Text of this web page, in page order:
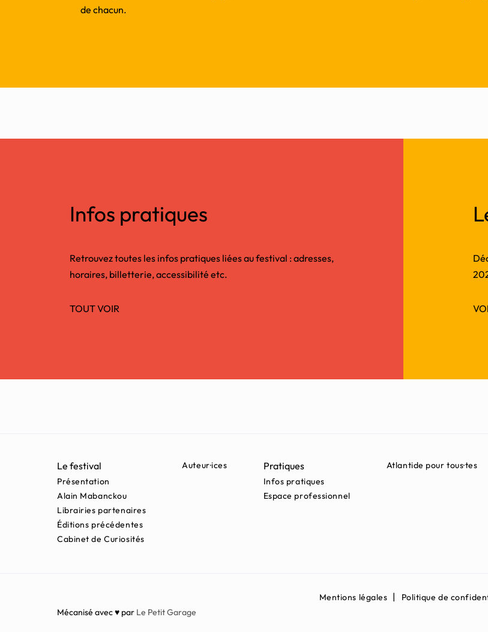
de chacun.
Infos pratiques
Retrouvez toutes les infos pratiques liées au festival : adresses,
horaires, billetterie, accessibilité etc.
TOUT VOIR
Le festival
Présentation
Alain Mabanckou
Librairies partenaires
Éditions précédentes
Cabinet de Curiosités
Auteur·ices Pratiques
Infos pratiques
Espace professionnel
Atlantide pour tous·tes
Mentions légales
Politique de
Mécanisé avec ♥ par Le Petit Garage